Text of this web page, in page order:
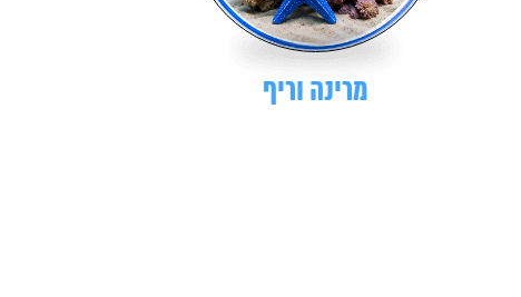
מרינה וריף